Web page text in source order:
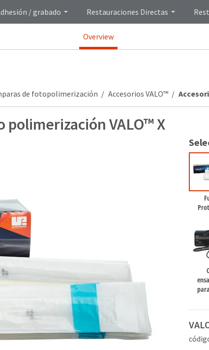
/ grabado Restauraciones Directas
Overview
de fotopolimerización Accesorios VALO™
polimerización VALO™ X